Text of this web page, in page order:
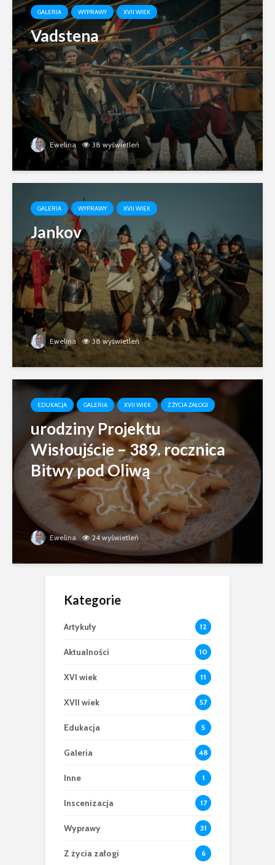
GALERIA WYPRAWY XVII WIEK
Vadstena
Ewelina 38 wyświetleń
GALERIA WYPRAWY XVII WIEK
Jankov
Ewelina 38 wyświetleń
EDUKACJA GALERIA XVII WIEK Z ŻYCIA ZAŁOGI
urodziny Projektu
Wisłoujście – 389. rocznica
Bitwy pod Oliwą
Ewelina 24 wyświetleń
Kategorie
Artykuły 12
Aktualności 10
XVI wiek 11
XVII wiek 57
Edukacja 5
Galeria 48
Inne 1
Inscenizacja 17
Wyprawy 31
Z życia załogi 6